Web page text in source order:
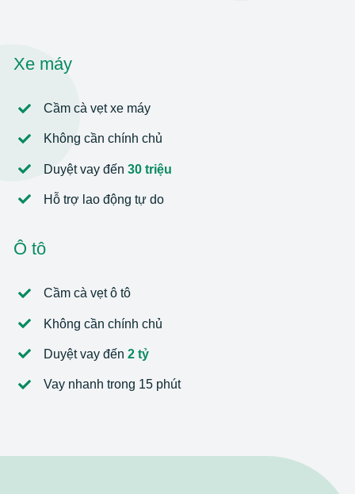
Xe máy
Cầm cà vẹt xe máy
Không cần chính chủ
Duyệt vay đến30 triệu
Hỗ trợ lao động tự do
Ô tô
Cầm cà vẹt ô tô
Không cần chính chủ
Duyệt vay đến2 tỷ
Vay nhanh trong 15 phút